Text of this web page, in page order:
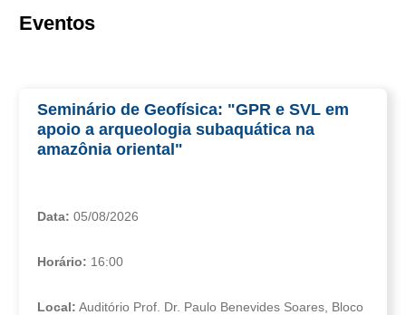
Eventos
Seminário de Geofísica: "GPR e SVL em
apoio a arqueologia subaquática na
amazônia oriental"
Data: 05/08/2026
Horário: 16:00
Local: Auditório Prof. Dr. Paulo Benevides Soares, Bloco